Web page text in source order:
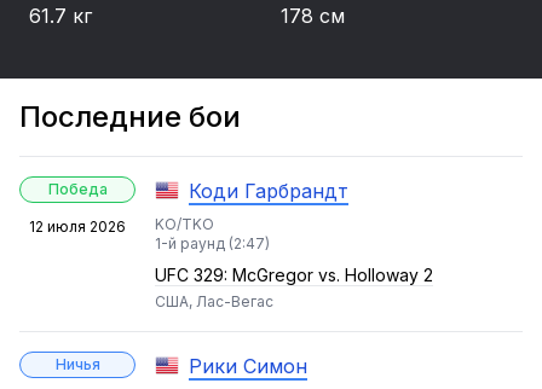
61.7 кг
178 см
Последние бои
Победа
12 июля 2026
Коди Гарбрандт
KO/TKO
1-й раунд (2:47)
UFC 329: McGregor vs. Holloway 2
США, Лас-Вегас
Ничья Рики Симон